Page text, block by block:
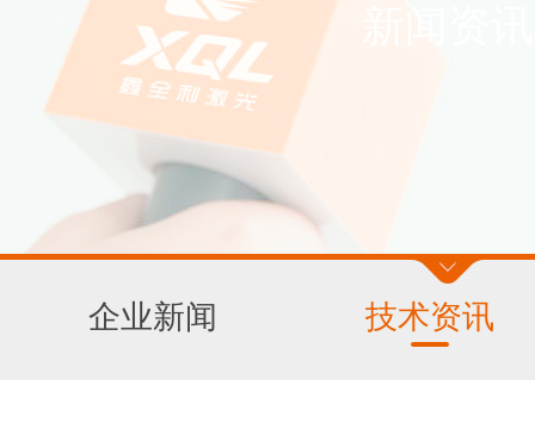
企业新闻 技术资讯